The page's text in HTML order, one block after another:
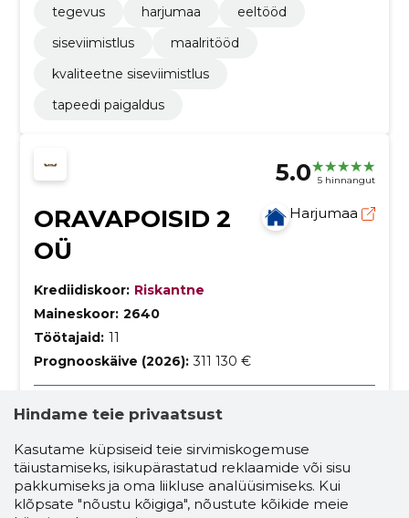
tegevus
harjumaa
eeltööd
siseviimistlus
maalritööd
kvaliteetne siseviimistlus
tapeedi paigaldus
5.0 5 hinnangut
ORAVAPOISID 2
OÜ
Harjumaa
Krediidiskoor: Riskantne
Maineskoor: 2640
Töötajaid: 11
Prognooskäive (2026): 311 130 €
Siseviimistlustööd pikaaegsete
ORAVAPOISID 2 OÜ alustas oma tegevust juba
2007. aastal, meie peamiseks tegevusvaldkonnaks
on ehitiste viimistlus ja lõpetamine.
ehitiste viimistlus
ehitus ehitamine
Hindame teie privaatsust
Kasutame küpsiseid teie sirvimiskogemuse
täiustamiseks, isikupärastatud reklaamide või sisu
pakkumiseks ja oma liikluse analüüsimiseks. Kui
klõpsate "nõustu kõigiga", nõustute kõikide meie